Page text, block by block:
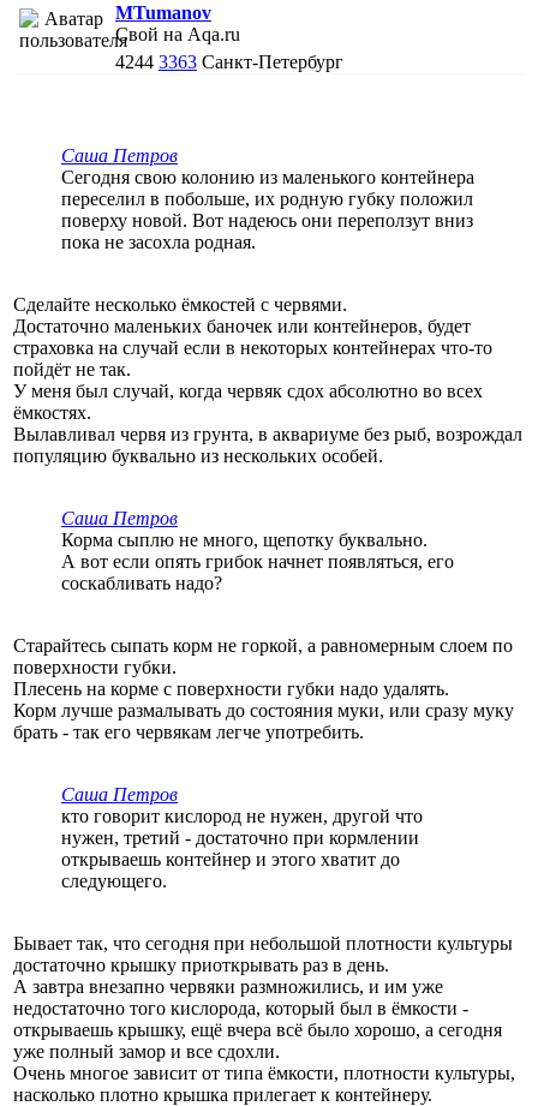
MTumanov
Свой на Aqa.ru
4244 3363 Санкт-Петербург
Саша Петров
Сегодня свою колонию из маленького контейнера
переселил в побольше, их родную губку положил
поверху новой. Вот надеюсь они переползут вниз
пока не засохла родная.
Сделайте несколько ёмкостей с червями.
Достаточно маленьких баночек или контейнеров, будет
страховка на случай если в некоторых контейнерах что-то
пойдёт не так.
У меня был случай, когда червяк сдох абсолютно во всех
ёмкостях.
Вылавливал червя из грунта, в аквариуме без рыб, возрождал
популяцию буквально из нескольких особей.
Саша Петров
Корма сыплю не много, щепотку буквально.
А вот если опять грибок начнет появляться, его
соскабливать надо?
Старайтесь сыпать корм не горкой, а равномерным слоем по
поверхности губки.
Плесень на корме с поверхности губки надо удалять.
Корм лучше размалывать до состояния муки, или сразу муку
брать - так его червякам легче употребить.
Саша Петров
кто говорит кислород не нужен, другой что
нужен, третий - достаточно при кормлении
открываешь контейнер и этого хватит до
следующего.
Бывает так, что сегодня при небольшой плотности культуры
достаточно крышку приоткрывать раз в день.
А завтра внезапно червяки размножились, и им уже
недостаточно того кислорода, который был в ёмкости -
открываешь крышку, ещё вчера всё было хорошо, а сегодня
уже полный замор и все сдохли.
Очень многое зависит от типа ёмкости, плотности культуры,
насколько плотно крышка прилегает к контейнеру.